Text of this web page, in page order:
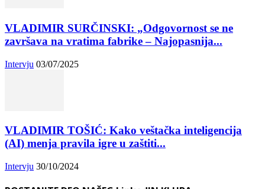
VLADIMIR SURČINSKI: „Odgovornost se ne
završava na vratima fabrike – Najopasnija...
Intervju 03/07/2025
VLADIMIR TOŠIĆ: Kako veštačka inteligencija
(AI) menja pravila igre u zaštiti...
Intervju 30/10/2024